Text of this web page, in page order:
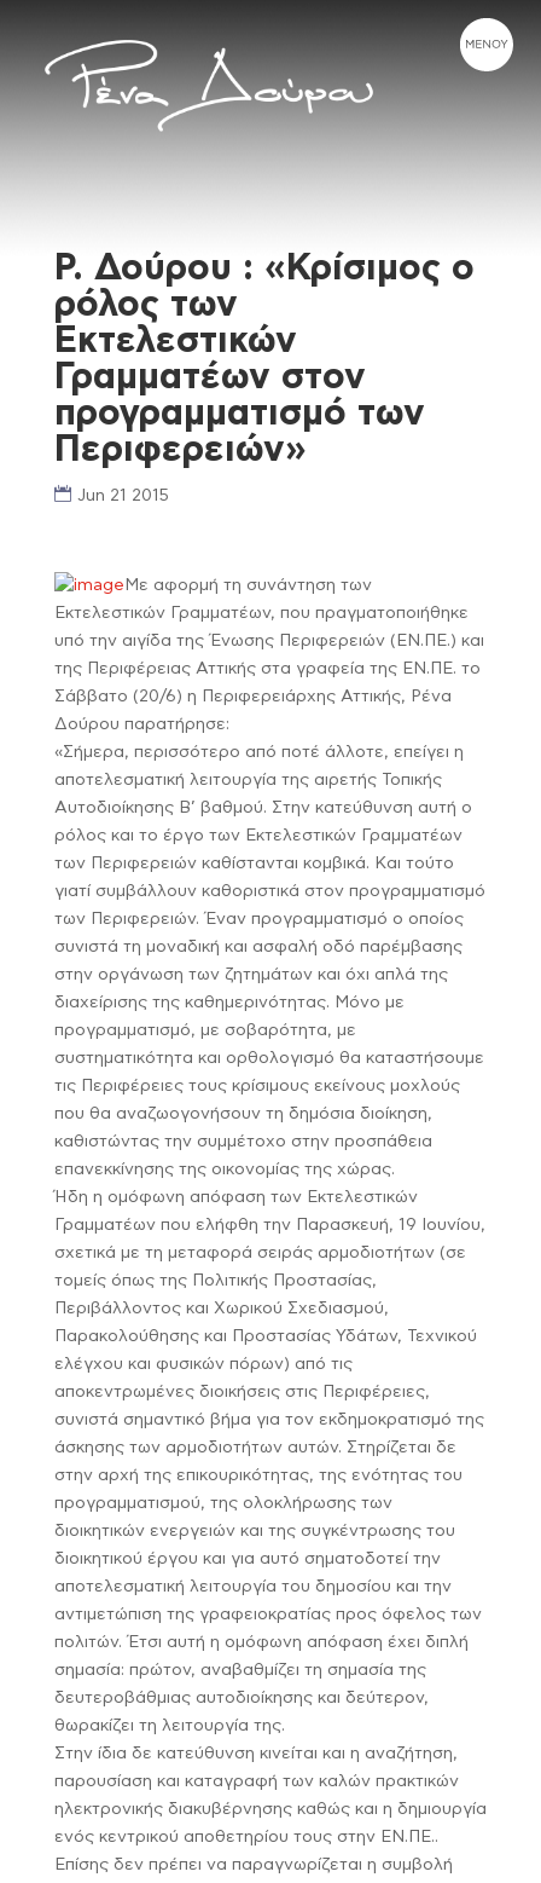
Ρ. Δούρου : «Κρίσιμος ο
ρόλος των
Εκτελεστικών
Γραμματέων στον
προγραμματισμό των
Περιφερειών»
Jun 21 2015
Με αφορμή τη συνάντηση των
Εκτελεστικών Γραμματέων, που πραγματοποιήθηκε
υπό την αιγίδα της Ένωσης Περιφερειών (ΕΝ.ΠΕ.) και
της Περιφέρειας Αττικής στα γραφεία της ΕΝ.ΠΕ. το
Σάββατο (20/6) η Περιφερειάρχης Αττικής, Ρένα
Δούρου παρατήρησε:
«Σήμερα, περισσότερο από ποτέ άλλοτε, επείγει η
αποτελεσματική λειτουργία της αιρετής Τοπικής
Αυτοδιοίκησης Β’ βαθμού. Στην κατεύθυνση αυτή ο
ρόλος και το έργο των Εκτελεστικών Γραμματέων
των Περιφερειών καθίστανται κομβικά. Και τούτο
γιατί συμβάλλουν καθοριστικά στον προγραμματισμό
των Περιφερειών. Έναν προγραμματισμό ο οποίος
συνιστά τη μοναδική και ασφαλή οδό παρέμβασης
στην οργάνωση των ζητημάτων και όχι απλά της
διαχείρισης της καθημερινότητας. Μόνο με
προγραμματισμό, με σοβαρότητα, με
συστηματικότητα και ορθολογισμό θα καταστήσουμε
τις Περιφέρειες τους κρίσιμους εκείνους μοχλούς
που θα αναζωογονήσουν τη δημόσια διοίκηση,
καθιστώντας την συμμέτοχο στην προσπάθεια
επανεκκίνησης της οικονομίας της χώρας.
Ήδη η ομόφωνη απόφαση των Εκτελεστικών
Γραμματέων που ελήφθη την Παρασκευή, 19 Ιουνίου,
σχετικά με τη μεταφορά σειράς αρμοδιοτήτων (σε
τομείς όπως της Πολιτικής Προστασίας,
Περιβάλλοντος και Χωρικού Σχεδιασμού,
Παρακολούθησης και Προστασίας Υδάτων, Τεχνικού
ελέγχου και φυσικών πόρων) από τις
αποκεντρωμένες διοικήσεις στις Περιφέρειες,
συνιστά σημαντικό βήμα για τον εκδημοκρατισμό της
άσκησης των αρμοδιοτήτων αυτών. Στηρίζεται δε
στην αρχή της επικουρικότητας, της ενότητας του
προγραμματισμού, της ολοκλήρωσης των
διοικητικών ενεργειών και της συγκέντρωσης του
διοικητικού έργου και για αυτό σηματοδοτεί την
αποτελεσματική λειτουργία του δημοσίου και την
αντιμετώπιση της γραφειοκρατίας προς όφελος των
πολιτών. Έτσι αυτή η ομόφωνη απόφαση έχει διπλή
σημασία: πρώτον, αναβαθμίζει τη σημασία της
δευτεροβάθμιας αυτοδιοίκησης και δεύτερον,
θωρακίζει τη λειτουργία της.
Στην ίδια δε κατεύθυνση κινείται και η αναζήτηση,
παρουσίαση και καταγραφή των καλών πρακτικών
ηλεκτρονικής διακυβέρνησης καθώς και η δημιουργία
ενός κεντρικού αποθετηρίου τους στην ΕΝ.ΠΕ..
Επίσης δεν πρέπει να παραγνωρίζεται η συμβολή